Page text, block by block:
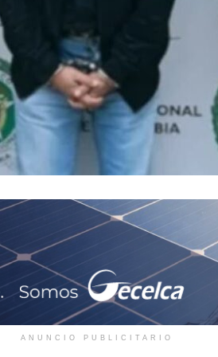
ANUNCIO PUBLICITARIO